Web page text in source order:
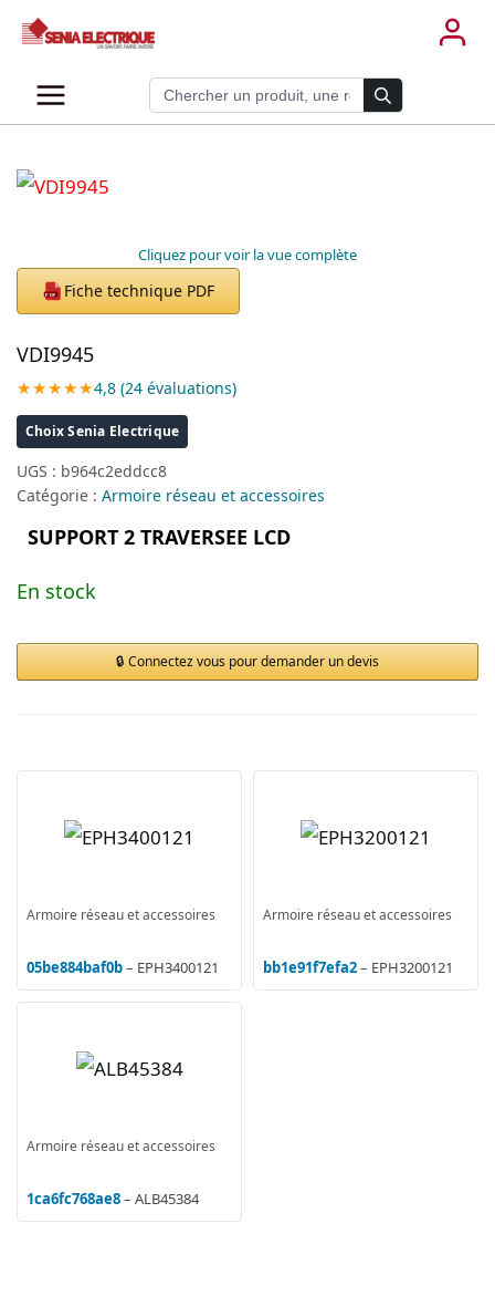
Aller
contenu
Recherche de produits
Cliquez pour voir la vue complète
PDF Fiche technique PDF
VDI9945
★★★★★4,8 (24 évaluations)
Choix Senia Electrique
UGS : b964c2eddcc8
Catégorie : Armoire réseau et accessoires
SUPPORT 2 TRAVERSEE LCD
En stock
Connectez vous pour demander un devis
Armoire réseau et accessoires
05be884baf0b– EPH3400121
Armoire réseau et accessoires
bb1e91f7efa2– EPH3200121
Armoire réseau et accessoires
1ca6fc768ae8– ALB45384